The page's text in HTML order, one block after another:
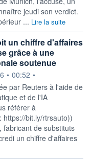
jeudi son verdict.
... Lire la suite
un chiffre d'affaires
grâce à une
soutenue
• 00:52 •
par Reuters à l'aide de
et de l'IA
référer à
https://bit.ly/rtrsauto))
fabricant de substituts
un chiffre d'affaires